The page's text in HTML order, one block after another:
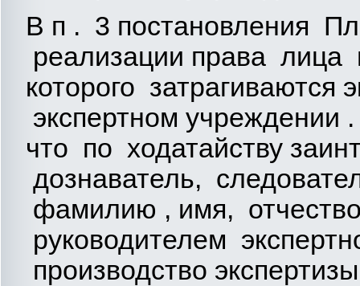
В п . 3 постановления
реализации права лица
которого затрагиваются
экспертном учреждении
что по ходатайству
дознаватель,
фамилию , имя, отчество
руководителем
производство